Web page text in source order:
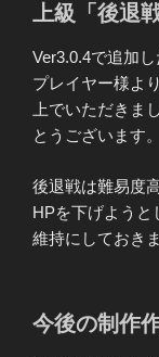
上級「後退
Ver3.0.4で追加
プレイヤー様よ
上でいただきま
とうございます。
後退戦は難易度
HPを下げようと
維持にしておきま
今後の制作